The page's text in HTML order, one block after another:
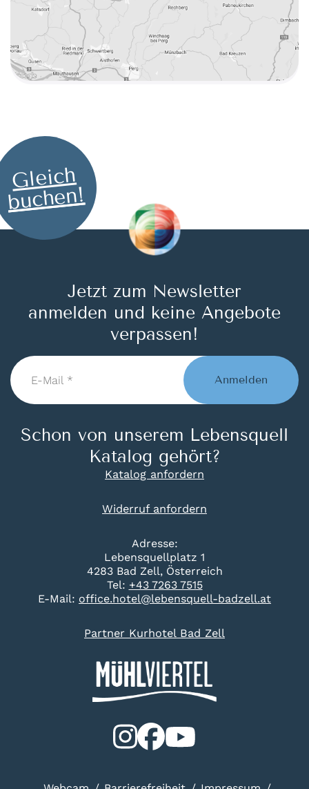
Gleich
buchen!
Adresse:
Lebensquellplatz 1
4283 Bad Zell, Österreich
Tel: +43 7263 7515
E-Mail: office.hotel@lebensquell-badzell.at
Partner Kurhotel Bad Zell
Jetzt zum Newsletter
anmelden und keine Angebote
verpassen!
E-
Mail
*
Anmelden
Schon von unserem Lebensquell
Katalog gehört?
Katalog anfordern
Widerruf anfordern